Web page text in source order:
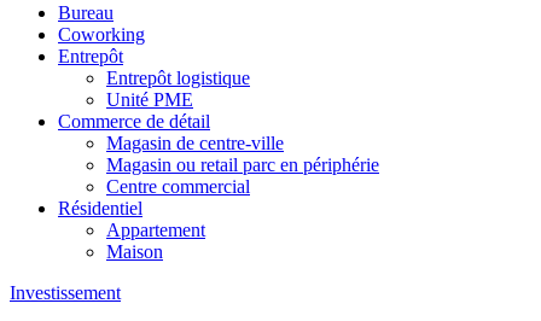
Bureau
Coworking
Entrepôt
Entrepôt logistique
Unité PME
Commerce de détail
Magasin de centre-ville
Magasin ou retail parc en périphérie
Centre commercial
Résidentiel
Appartement
Maison
Investissement